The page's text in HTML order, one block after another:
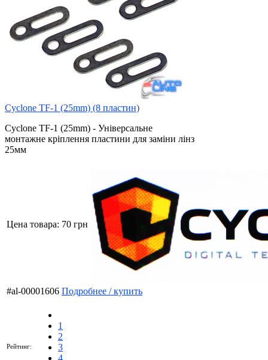
Cyclone TF-1 (25mm) (8 пластин)
Cyclone TF-1 (25mm) - Універсальне
монтажне кріплення пластини для заміни лінз
25мм
Цена товара: 70 грн
#al-00001606 Подробнее / купить
Рейтинг:
1
2
3
4